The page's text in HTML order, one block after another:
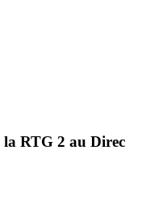
RTG 2 au Direc